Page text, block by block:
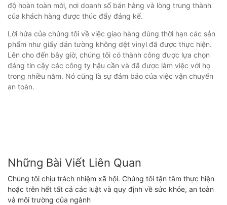
độ hoàn toàn mới, nơi doanh số bán hàng và lòng trung thành
của khách hàng được thúc đẩy đáng kể.
Lời hứa của chúng tôi về việc giao hàng đúng thời hạn các sản
phẩm như giấy dán tường không dệt vinyl đã được thực hiện.
Lên cho đến bây giờ, chúng tôi có thành công được lựa chọn
đáng tin cậy các công ty hậu cần và đã được làm việc với họ
trong nhiều năm. Nó cũng là sự đảm bảo của việc vận chuyển
an toàn.
Những Bài Viết Liên Quan
Chúng tôi chịu trách nhiệm xã hội. Chúng tôi tận tâm thực hiện
hoặc trên hết tất cả các luật và quy định về sức khỏe, an toàn
và môi trường của ngành